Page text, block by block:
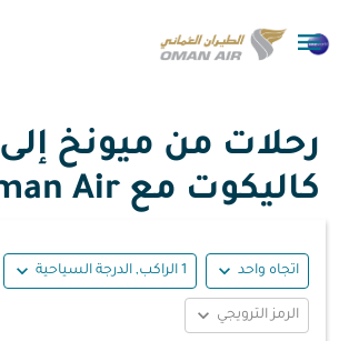

رحلات من ميونخ إلى
كاليكوت مع Oman Air بدءًا
اتجاه واحد expand_more 1 الراكب, الدرجة السياحية expand_more
الرمز الترويجي expand_more